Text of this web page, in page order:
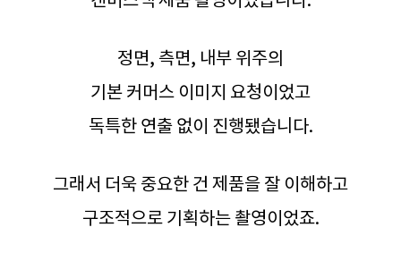
정면, 측면, 내부 위주의
기본 커머스 이미지 요청이었고
독특한 연출 없이 진행됐습니다.
그래서 더욱 중요한 건 제품을 잘 이해하고
구조적으로 기획하는 촬영이었죠.